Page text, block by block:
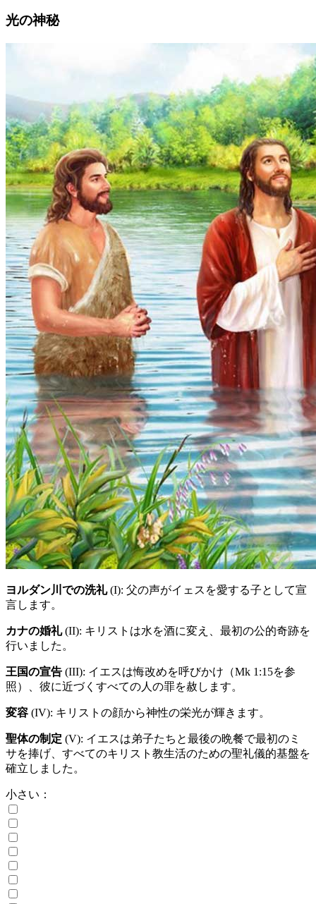
光の神秘
ヨルダン川での洗礼 (I): 父の声がイェスを愛する子として宣
言します。
カナの婚礼 (II): キリストは水を酒に変え、最初の公的奇跡を
行いました。
王国の宣告 (III): イエスは悔改めを呼びかけ（Mk 1:15を参
照）、彼に近づくすべての人の罪を赦します。
変容 (IV): キリストの顔から神性の栄光が輝きます。
聖体の制定 (V): イエスは弟子たちと最後の晩餐で最初のミ
サを捧げ、すべてのキリスト教生活のための聖礼儀的基盤を
確立しました。
小さい：